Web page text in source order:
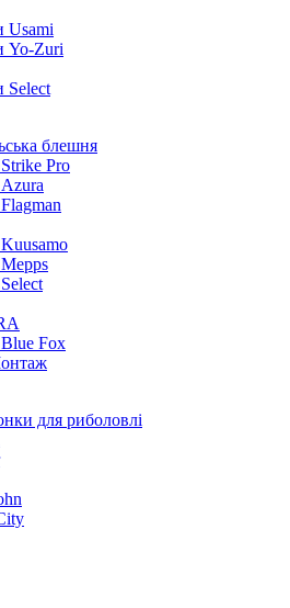
Usami
Yo-Zuri
Select
блешня
Pro
Fox
для риболовлі